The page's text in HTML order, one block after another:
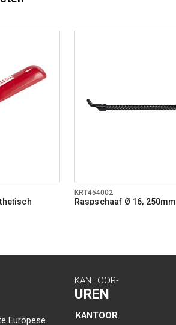
KRT454002
Raspschaaf Ø 16, 250mm
Europese
KANTOOR-
UREN
KANTOOR